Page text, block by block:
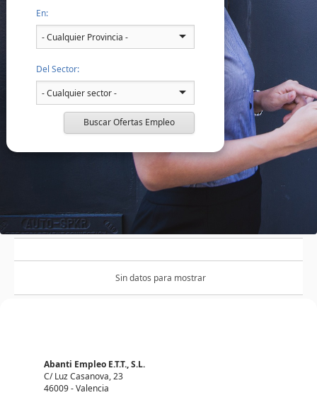
En:
Del Sector:
Buscar Ofertas Empleo
Sin datos para mostrar
Abanti Empleo E.T.T., S.L.
C/ Luz Casanova, 23
46009 - Valencia